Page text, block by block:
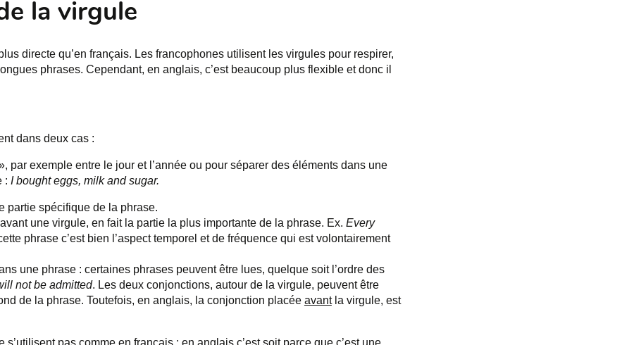
la virgule
directe qu’en français. Les francophones utilisent les virgules pour respirer,
phrases. Cependant, en anglais, c’est beaucoup plus flexible et donc il
dans deux cas :
par exemple entre le jour et l’année ou pour séparer des éléments dans une
: I bought eggs, milk and sugar.
partie spécifique de la phrase.
une virgule, en fait la partie la plus importante de la phrase. Ex. Every
phrase c’est bien l’aspect temporel et de fréquence qui est volontairement
une phrase : certaines phrases peuvent être lues, quelque soit l’ordre des
not be admitted. Les deux conjonctions, autour de la virgule, peuvent être
de la phrase. Toutefois, en anglais, la conjonction placée avantla virgule, est
pas comme en français : en anglais c’est soit parce que c’est une